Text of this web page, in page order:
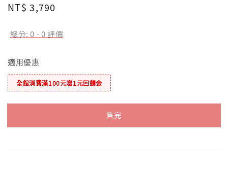
Regular
NT$ 3,790
總分:0 -0評價
適用優惠
全館消費滿100元贈1元回饋金
售完